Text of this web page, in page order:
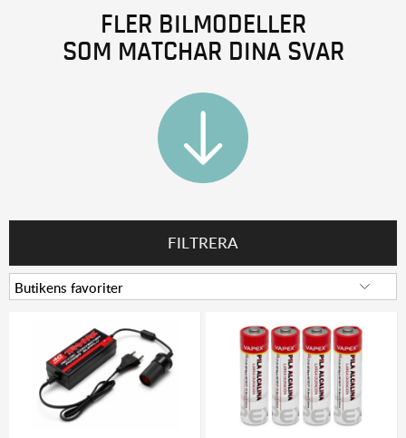
FLER BILMODELLER
SOM MATCHAR DINA SVAR
FILTRERA